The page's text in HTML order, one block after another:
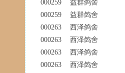
000259
益群鸽舍
000259
益群鸽舍
000263
西泽鸽舍
000263
西泽鸽舍
000263
西泽鸽舍
000263
西泽鸽舍